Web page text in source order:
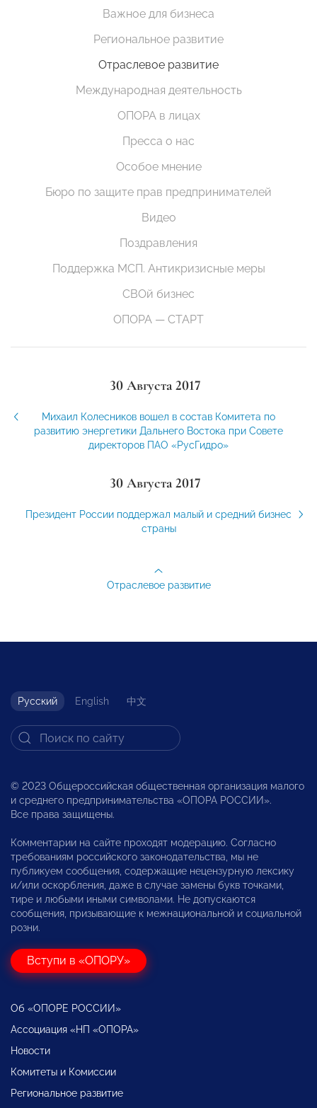
Важное для бизнеса
Региональное развитие
Отраслевое развитие
Международная деятельность
ОПОРА в лицах
Пресса о нас
Особое мнение
Бюро по защите прав предпринимателей
Видео
Поздравления
Поддержка МСП. Антикризисные меры
СВОй бизнес
ОПОРА — СТАРТ
30 Августа 2017
Михаил Колесников вошел в состав Комитета по
развитию энергетики Дальнего Востока при Совете
директоров ПАО «РусГидро»
30 Августа 2017
Президент России поддержал малый и средний бизнес
страны
Отраслевое развитие
Русский English 中文
© 2023 Общероссийская общественная организация малого
и среднего предпринимательства «ОПОРА РОССИИ».
Все права защищены.
Комментарии на сайте проходят модерацию. Согласно
требованиям российского законодательства, мы не
публикуем сообщения, содержащие нецензурную лексику
и/или оскорбления, даже в случае замены букв точками,
тире и любыми иными символами. Не допускаются
сообщения, призывающие к межнациональной и социальной
розни.
Вступи в «ОПОРУ»
Об «ОПОРЕ РОССИИ»
Ассоциация «НП «ОПОРА»
Новости
Комитеты и Комиссии
Региональное развитие